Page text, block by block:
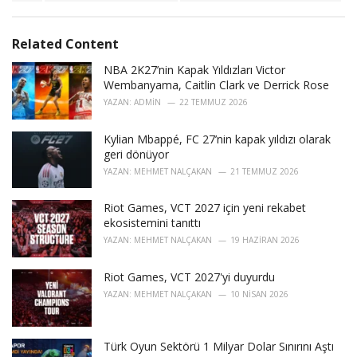
r
i
e
s
:
:Related Content
NBA 2K27’nin Kapak Yıldızları Victor
Wembanyama, Caitlin Clark ve Derrick Rose
YAZAN: ADMIN 22 TEMMUZ 2026
Kylian Mbappé, FC 27’nin kapak yıldızı olarak
geri dönüyor
YAZAN: MEHMET NALÇAKAN 21 TEMMUZ 2026
Riot Games, VCT 2027 için yeni rekabet
ekosistemini tanıttı
YAZAN: MEHMET NALÇAKAN 19 HAZIRAN 2026
Riot Games, VCT 2027'yi duyurdu
YAZAN: MEHMET NALÇAKAN 10 NISAN 2026
Türk Oyun Sektörü 1 Milyar Dolar Sınırını Aştı